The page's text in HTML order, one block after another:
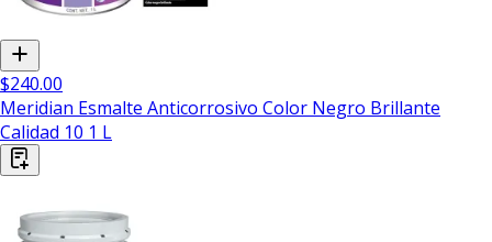
$240.00
Meridian Esmalte Anticorrosivo Color Negro Brillante
Calidad 10 1 L